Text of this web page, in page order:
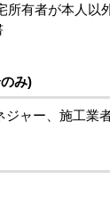
所有者が本人以
み)
ャー、施工業